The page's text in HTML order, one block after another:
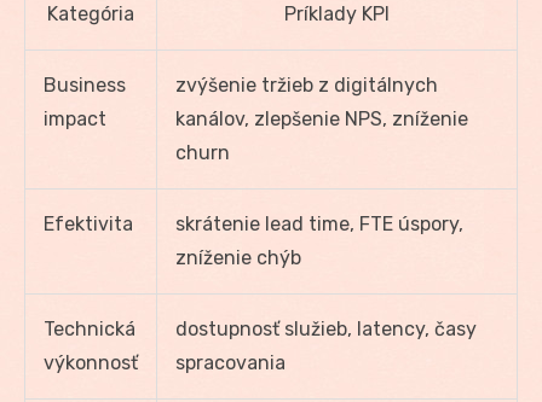
Kategória Príklady KPI
Business
impact
zvýšenie tržieb z digitálnych
kanálov, zlepšenie NPS, zníženie
churn
Efektivita
skrátenie lead time, FTE úspory,
zníženie chýb
Technická
výkonnosť
dostupnosť služieb, latency, časy
spracovania